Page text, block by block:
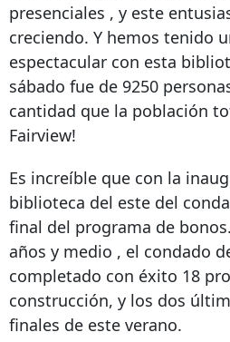
presenciales , y este
creciendo. Y hemos tenido
espectacular con esta
sábado fue de 9250
cantidad que la población
Fairview!
Es increíble que con la
biblioteca del este del
final del programa de
años y medio , el condado
completado con éxito 18
construcción, y los dos
finales de este verano.